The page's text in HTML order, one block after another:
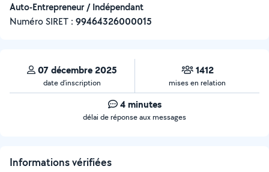
Auto-Entrepreneur / Indépendant
Numéro SIRET : ‍99464326000015
07 décembre 2025
date d’inscription
1412
mises en relation
4 minutes
délai de réponse aux messages
Informations vérifiées